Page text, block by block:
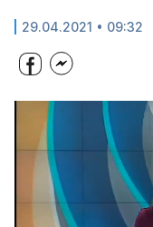
29.04.2021 • 09:32